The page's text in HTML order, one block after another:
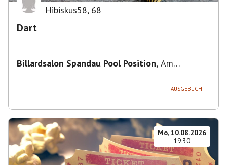
Hibiskus58, 68
Dart
Billardsalon Spandau Pool Position, Am
AUSGEBUCHT
Mo, 10.08.2026
19:30